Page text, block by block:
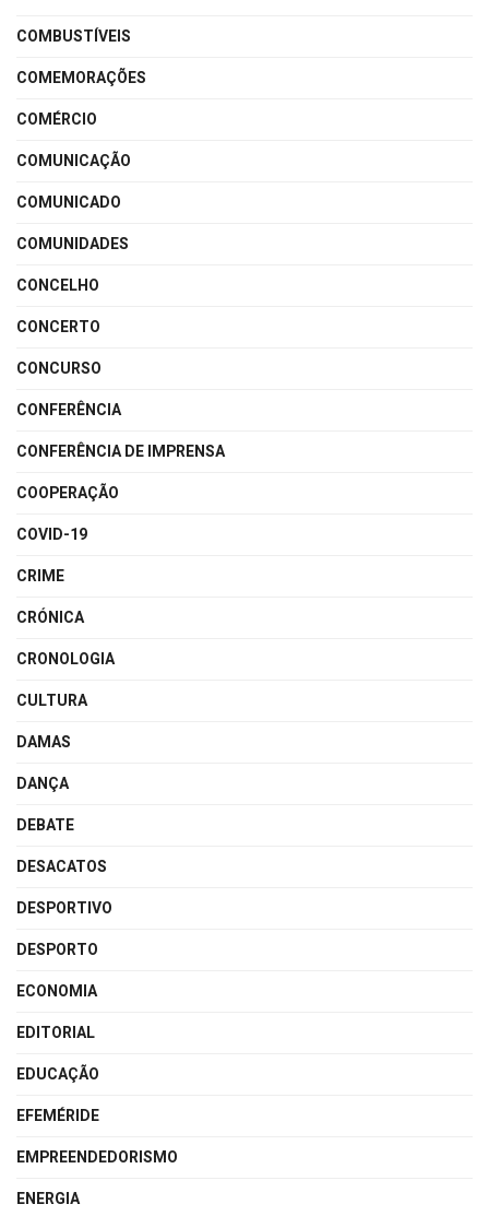
COMBUSTÍVEIS
COMEMORAÇÕES
COMÉRCIO
COMUNICAÇÃO
COMUNICADO
COMUNIDADES
CONCELHO
CONCERTO
CONCURSO
CONFERÊNCIA
CONFERÊNCIA DE IMPRENSA
COOPERAÇÃO
COVID-19
CRIME
CRÓNICA
CRONOLOGIA
CULTURA
DAMAS
DANÇA
DEBATE
DESACATOS
DESPORTIVO
DESPORTO
ECONOMIA
EDITORIAL
EDUCAÇÃO
EFEMÉRIDE
EMPREENDEDORISMO
ENERGIA